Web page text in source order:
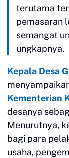
terutama
pemasaran
semangat
ungkapnya.
Kepala Desa
Kementerian
desanya
Menurutnya,
bagi para
usaha,